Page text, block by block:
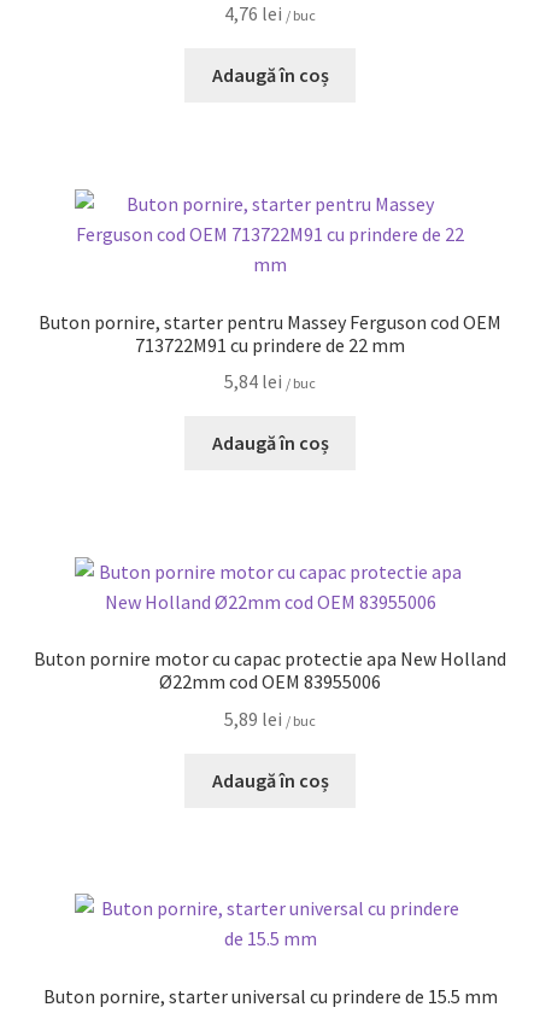
4,76 lei / buc
Adaugă în coș
Buton pornire, starter pentru Massey Ferguson cod OEM
713722M91 cu prindere de 22 mm
5,84 lei / buc
Adaugă în coș
Buton pornire motor cu capac protectie apa New Holland
Ø22mm cod OEM 83955006
5,89 lei / buc
Adaugă în coș
Buton pornire, starter universal cu prindere de 15.5 mm